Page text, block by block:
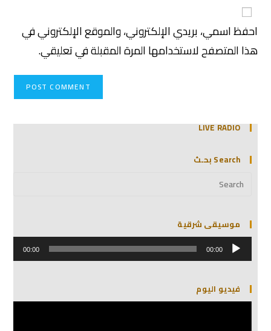
احفظ اسمي، بريدي الإلكتروني، والموقع الإلكتروني في
هذا المتصفح لاستخدامها المرة المقبلة في تعليقي.
LIVE RADIO
Search بحـث
موسيقى شرقية
مشغل
الصوت 00:00
00:00
فيديو اليوم
مشغل